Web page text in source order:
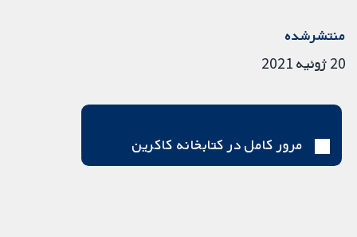
منتشرشده
20 ژوئیه 2021
مرور کامل در کتابخانه کاکرین